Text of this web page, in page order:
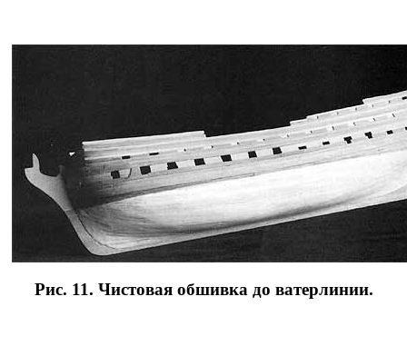
Рис. 11. Чистовая обшивка до ватерлинии.